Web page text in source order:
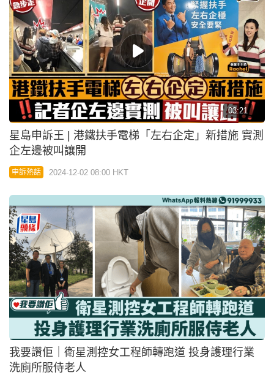
03:21
星島申訴王 | 港鐵扶手電梯「左右企定」新措施 實測
企左邊被叫讓開
申訴熱話 2024-12-02 08:00 HKT
我要讚佢｜衛星測控女工程師轉跑道 投身護理行業
洗廁所服侍老人